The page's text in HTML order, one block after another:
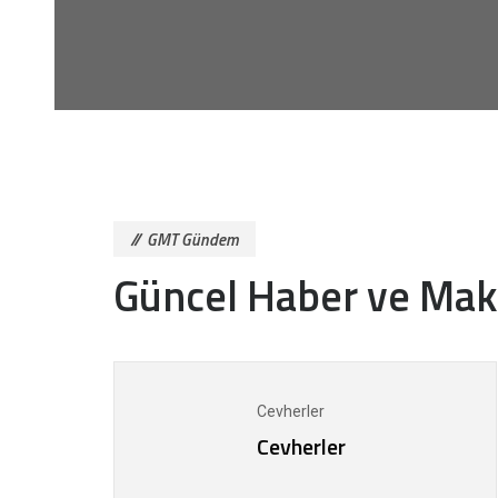
GMT Gündem
Güncel Haber ve
Cevherler
Cevherler